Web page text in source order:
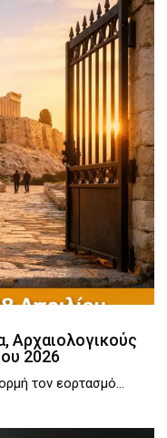
Αρχαιολογικούς
2026
τον εορτασμό...